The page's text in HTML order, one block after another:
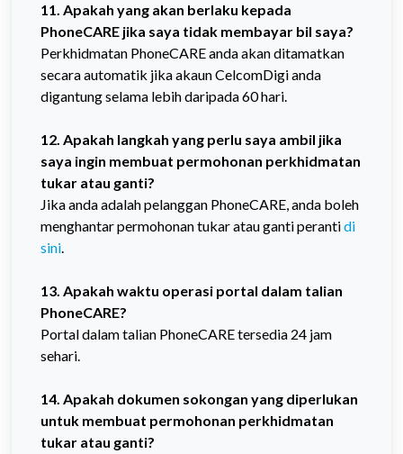
11. Apakah yang akan berlaku kepada
PhoneCARE jika saya tidak membayar bil saya?
Perkhidmatan PhoneCARE anda akan ditamatkan
secara automatik jika akaun CelcomDigi anda
digantung selama lebih daripada 60 hari.
12. Apakah langkah yang perlu saya ambil jika
saya ingin membuat permohonan perkhidmatan
tukar atau ganti?
Jika anda adalah pelanggan PhoneCARE, anda boleh
menghantar permohonan tukar atau ganti perantidi
sini.
13. Apakah waktu operasi portal dalam talian
PhoneCARE?
Portal dalam talian PhoneCARE tersedia 24 jam
sehari.
14. Apakah dokumen sokongan yang diperlukan
untuk membuat permohonan perkhidmatan
tukar atau ganti?